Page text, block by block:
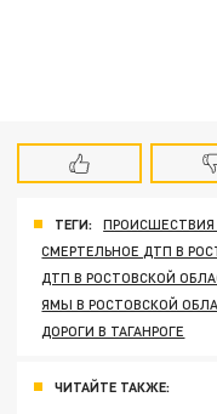
ТЕГИ:
ПРОИСШЕСТВИЯ
СМЕРТЕЛЬНОЕ ДТП В
ДТП В РОСТОВСКОЙ
ЯМЫ В РОСТОВСКОЙ
ДОРОГИ В ТАГАНРОГЕ
ЧИТАЙТЕ ТАКЖЕ: